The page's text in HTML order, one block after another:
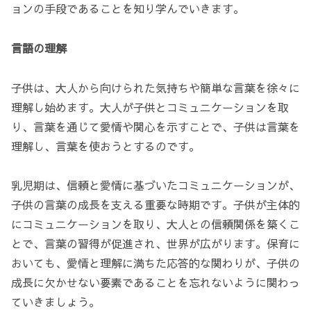
ョンの手段であることを知り学んでいきます。
言語の理解
子供は、大人から向けられた気持ちや簡単な言葉を徐々に
理解し始めます。大人が子供とコミュニケーションを取
り、言葉を通じて愛情や関心を示すことで、子供は言葉を
理解し、言葉を使おうとするのです。
乳児期は、信頼と愛情に基づいたコミュニケーションが、
子供の言葉の成長を支える重要な時期です。子供が主体的
にコミュニケーションを取り、大人との信頼関係を築くこ
とで、言葉の習得が促進され、世界が広がります。保育に
おいても、愛情と理解に満ちた応答的な関わりが、子供の
成長に欠かせない要素であることを忘れないように関わっ
ていきましょう。